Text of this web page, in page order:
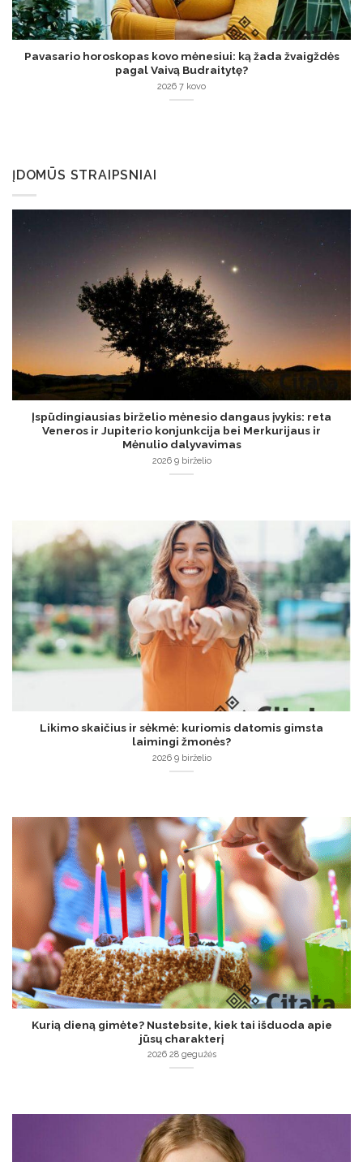
Pavasario horoskopas kovo mėnesiui: ką žada žvaigždės
pagal Vaivą Budraitytę?
2026 7 kovo
ĮDOMŪS STRAIPSNIAI
Įspūdingiausias birželio mėnesio dangaus įvykis: reta
Veneros ir Jupiterio konjunkcija bei Merkurijaus ir
Mėnulio dalyvavimas
2026 9 birželio
Likimo skaičius ir sėkmė: kuriomis datomis gimsta
laimingi žmonės?
2026 9 birželio
Kurią dieną gimėte? Nustebsite, kiek tai išduoda apie
jūsų charakterį
2026 28 gegužės